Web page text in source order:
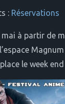
: Réservations
à partir de
le week